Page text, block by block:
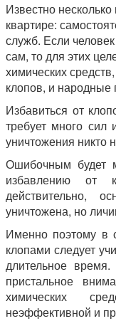
Известно
квартире:
служб. Если
сам, то для этих
химических
клопов, и
Избавиться от
требует много сил
уничтожения никто
Ошибочным будет
избавлению от
действительно,
уничтожена, но
Именно поэтому в
клопами следует
длительное
пристальное
химических
неэффективной и